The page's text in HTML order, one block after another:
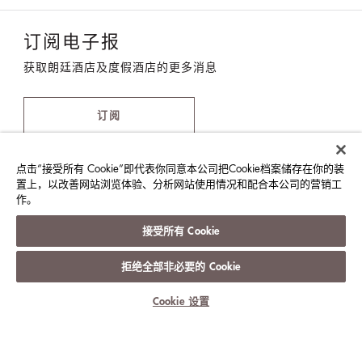
订阅电子报
获取朗廷酒店及度假酒店的更多消息
订阅
上海新天地朗廷酒店
86 (21) 2330 2288
点击“接受所有 Cookie”即代表你同意本公司把Cookie档案储存在你的装
置上，以改善网站浏览体验、分析网站使用情况和配合本公司的营销工
作。
接受所有 Cookie
拒绝全部非必要的 Cookie
Cookie 设置